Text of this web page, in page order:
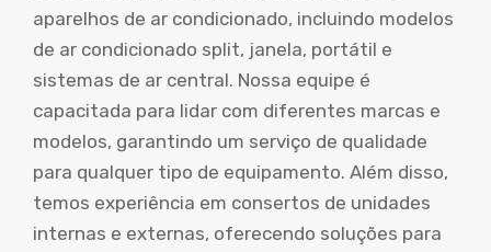
aparelhos de ar condicionado, incluindo modelos
de ar condicionado split, janela, portátil e
sistemas de ar central. Nossa equipe é
capacitada para lidar com diferentes marcas e
modelos, garantindo um serviço de qualidade
para qualquer tipo de equipamento. Além disso,
temos experiência em consertos de unidades
internas e externas, oferecendo soluções para